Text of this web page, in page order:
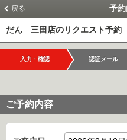
戻る 予
だん 三田店のリクエスト予約
入力・確認 認証メール
ご予約内容